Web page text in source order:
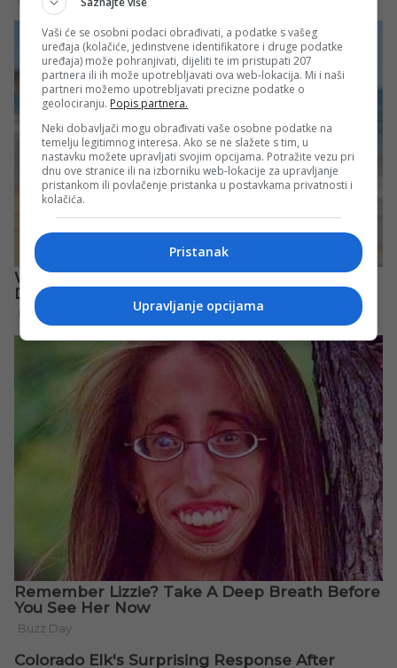
Vaši će se osobni podaci obrađivati, a podatke s vašeg
uređaja (kolačiće, jedinstvene identifikatore i druge podatke
uređaja) može pohranjivati, dijeliti te im pristupati 207
partnera ili ih može upotrebljavati ova web-lokacija. Mi i naši
partneri možemo upotrebljavati precizne podatke o
geolociranju. Popis partnera.
Neki dobavljači mogu obrađivati vaše osobne podatke na
temelju legitimnog interesa. Ako se ne slažete s tim, u
nastavku možete upravljati svojim opcijama. Potražite vezu pri
dnu ove stranice ili na izborniku web-lokacije za upravljanje
pristankom ili povlačenje pristanka u postavkama privatnosti i
kolačića.
Pristanak
Upravljanje opcijama